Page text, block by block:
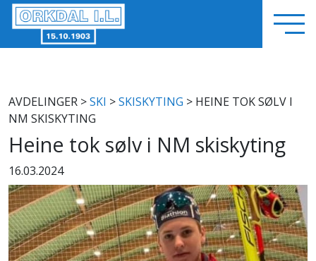
AVDELINGER >SKI >SKISKYTING > HEINE TOK SØLV I
NM SKISKYTING
Heine tok sølv i NM skiskyting
16.03.2024